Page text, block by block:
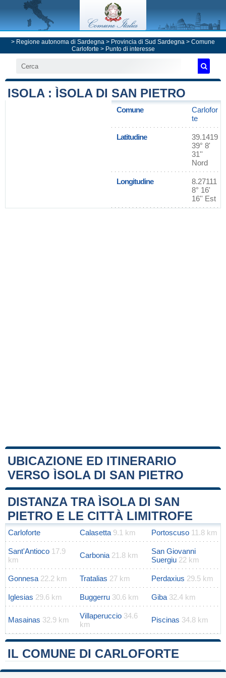
> Regione autonoma di Sardegna > Provincia di Sud Sardegna > Comune
Carloforte > Punto di interesse
ISOLA : ÌSOLA DI SAN PIETRO
Comune
Carlofor
te
Latitudine
39.1419
39° 8'
31''
Nord
Longitudine
8.27111
8° 16'
16'' Est
UBICAZIONE ED ITINERARIO
VERSO ÌSOLA DI SAN PIETRO
+
−
Leaflet Map data ©OpenStreetMap
DISTANZA TRA ÌSOLA DI SAN
PIETRO E LE CITTÀ LIMITROFE
Carloforte Calasetta 9.1 km Portoscuso 11.8 km
Sant'Antioco 17.9
km
Carbonia 21.8 km
San Giovanni
Suergiu 22 km
Gonnesa 22.2 km Tratalias 27 km Perdaxius 29.5 km
Iglesias 29.6 km Buggerru 30.6 km Giba 32.4 km
Masainas 32.9 km Villaperuccio 34.6
km
Piscinas 34.8 km
IL COMUNE DI CARLOFORTE